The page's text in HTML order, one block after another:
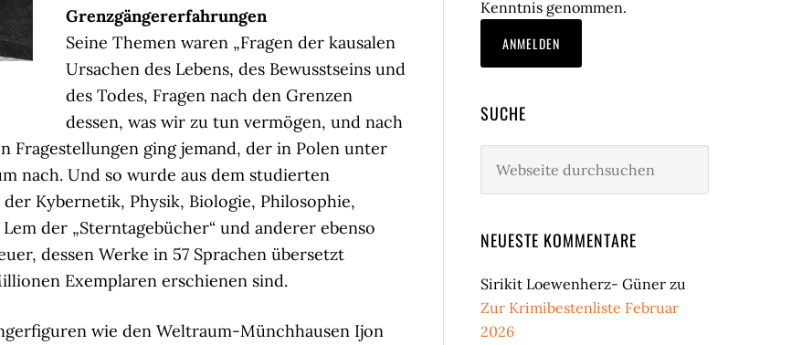
Grenzgängererfahrungen
Seine Themen waren „Fragen der kausalen
Ursachen des Lebens, des Bewusstseins und
des Todes, Fragen nach den Grenzen
dessen, was wir zu tun vermögen, und nach
Fragestellungen ging jemand, der in Polen unter
nach. Und so wurde aus dem studierten
Kybernetik, Physik, Biologie, Philosophie,
der „Sterntagebücher“ und anderer ebenso
dessen Werke in 57 Sprachen übersetzt
Exemplaren erschienen sind.
wie den Weltraum-Münchhausen Ijon
Kenntnis genommen.
SUCHE
durchsuchen
NEUESTE KOMMENTARE
Sirikit Loewenherz- Güner zu
Zur Krimibestenliste Februar
2026